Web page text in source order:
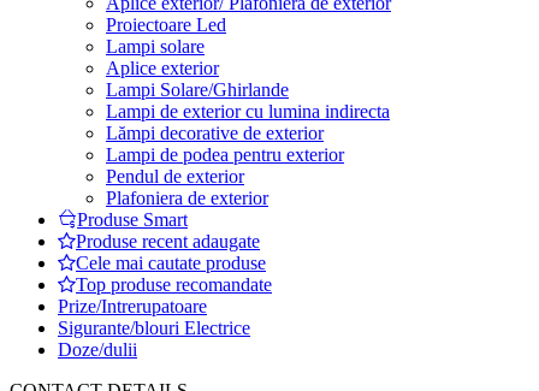
Proiectoare Led
Lampi solare
Aplice exterior
Lampi Solare/Ghirlande
Lampi de exterior cu lumina indirecta
Lămpi decorative de exterior
Lampi de podea pentru exterior
Pendul de exterior
Plafoniera de exterior
Produse Smart
Produse recent adaugate
Cele mai cautate produse
Top produse recomandate
Prize/Intrerupatoare
Sigurante/blouri Electrice
Doze/dulii